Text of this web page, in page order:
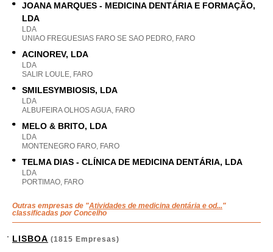
JOANA MARQUES - MEDICINA DENTÁRIA E FORMAÇÃO,
LDA
LDA
UNIAO FREGUESIAS FARO SE SAO PEDRO, FARO
ACINOREV, LDA
LDA
SALIR LOULE, FARO
SMILESYMBIOSIS, LDA
LDA
ALBUFEIRA OLHOS AGUA, FARO
MELO & BRITO, LDA
LDA
MONTENEGRO FARO, FARO
TELMA DIAS - CLÍNICA DE MEDICINA DENTÁRIA, LDA
LDA
PORTIMAO, FARO
Outras empresas de "Atividades de medicina dentária e od..."
classificadas por Concelho
LISBOA (1815 Empresas)